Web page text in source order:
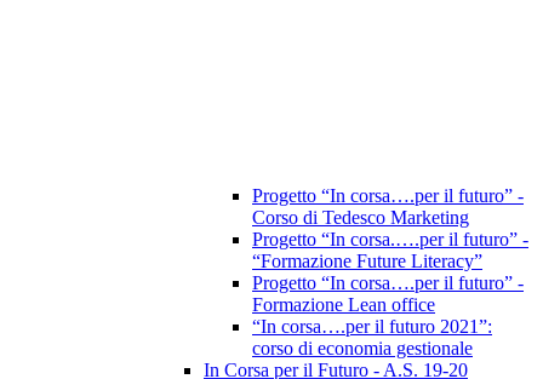
Progetto “In corsa….per il futuro” -
Corso di Tedesco Marketing
Progetto “In corsa.….per il futuro” -
“Formazione Future Literacy”
Progetto “In corsa….per il futuro” -
Formazione Lean office
“In corsa….per il futuro 2021”:
corso di economia gestionale
In Corsa per il Futuro - A.S. 19-20